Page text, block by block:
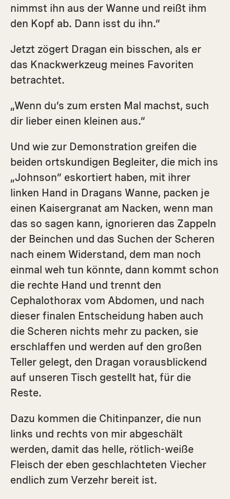
nimmst ihn aus der Wanne und reißt ihm
den Kopf ab. Dann isst du ihn.“
Jetzt zögert Dragan ein bisschen, als er
das Knackwerkzeug meines Favoriten
betrachtet.
„Wenn du’s zum ersten Mal machst, such
dir lieber einen kleinen aus.“
Und wie zur Demonstration greifen die
beiden ortskundigen Begleiter, die mich ins
„Johnson“ eskortiert haben, mit ihrer
linken Hand in Dragans Wanne, packen je
einen Kaisergranat am Nacken, wenn man
das so sagen kann, ignorieren das Zappeln
der Beinchen und das Suchen der Scheren
nach einem Widerstand, dem man noch
einmal weh tun könnte, dann kommt schon
die rechte Hand und trennt den
Cephalothorax vom Abdomen, und nach
dieser finalen Entscheidung haben auch
die Scheren nichts mehr zu packen, sie
erschlaffen und werden auf den großen
Teller gelegt, den Dragan vorausblickend
auf unseren Tisch gestellt hat, für die
Reste.
Dazu kommen die Chitinpanzer, die nun
links und rechts von mir abgeschält
werden, damit das helle, rötlich-weiße
Fleisch der eben geschlachteten Viecher
endlich zum Verzehr bereit ist.